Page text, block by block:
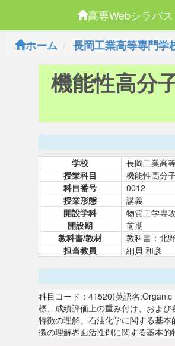
高専Webシラバス
ホーム
長岡工業高等専門学
機能性高分
学校
長岡工業高
授業科目
機能性高分
科目番号
0012
授業形態
講義
開設学科
物質工学専
開設期
前期
教科書/教材
教科書：北
担当教員
細貝 和彦
科目コード：41520(英語名
標、成績評価上の重み付け、およ
特徴の理解、石油化学に関する基
徴の理解界面活性剤に関する基本